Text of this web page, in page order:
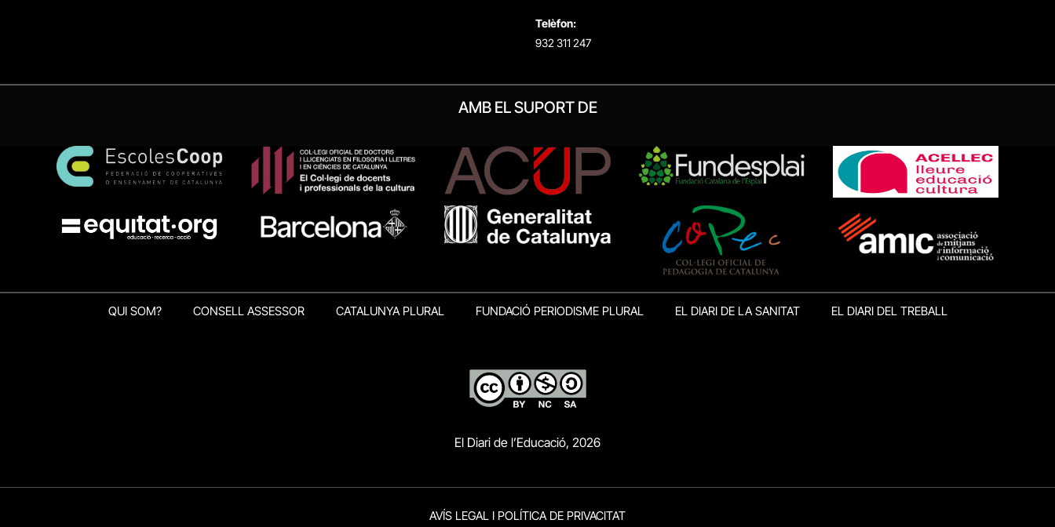
Telèfon:
932 311 247
AMB EL SUPORT DE
QUI SOM? CONSELL ASSESSOR CATALUNYA PLURAL FUNDACIÓ PERIODISME PLURAL EL DIARI DE LA SANITAT EL DIARI DEL TREBALL
El Diari de l’Educació, 2026
AVÍS LEGAL I POLÍTICA DE PRIVACITAT